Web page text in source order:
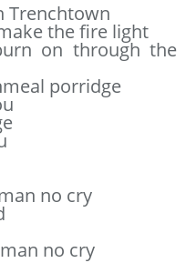
Trenchtown
the fire light
on through the
porridge
no cry
no cry